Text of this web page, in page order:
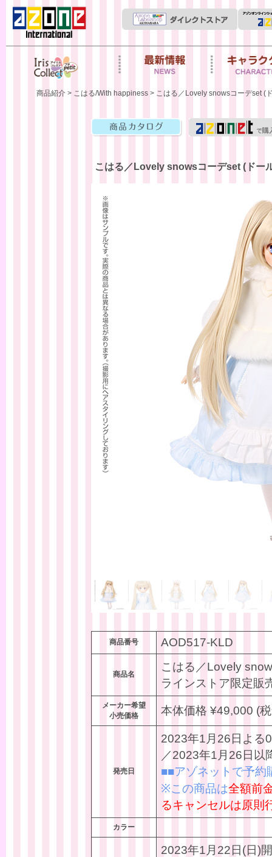
商品紹介 > こはる/With happiness > こはる／Lovely snowsコーデset (
こはる／Lovely snowsコーデset (ドー
商品番号 AOD517-KLD
商品名
こはる／Lovely
ラインストア限定販
メーカー希望
小売価格
本体価格 ¥49,000 (
発売日
2023年1月26日よる
／2023年1月26日以
■■アゾネットで予約
※この商品は全額前
るキャンセルは原則
カラー
2023年1月22日(日)